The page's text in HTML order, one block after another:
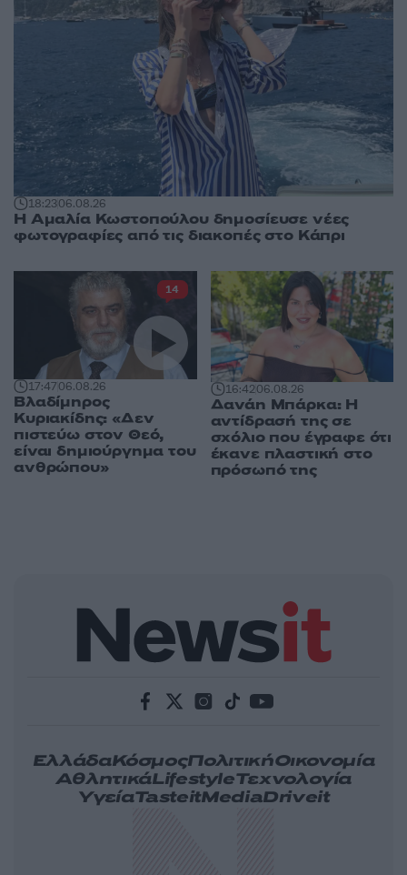
18:2306.08.26
Η Αμαλία Κωστοπούλου δημοσίευσε νέες
φωτογραφίες από τις διακοπές στο Κάπρι
17:4706.08.26
Βλαδίμηρος
Κυριακίδης: «Δεν
πιστεύω στον Θεό,
είναι δημιούργημα του
ανθρώπου»
14
16:4206.08.26
Δανάη Μπάρκα: Η
αντίδρασή της σε
σχόλιο που έγραφε ότι
έκανε πλαστική στο
πρόσωπό της
ΕλλάδαΚόσμοςΠολιτικήΟικονομία
ΑθλητικάLifestyleΤεχνολογία
ΥγείαTasteitMediaDriveit